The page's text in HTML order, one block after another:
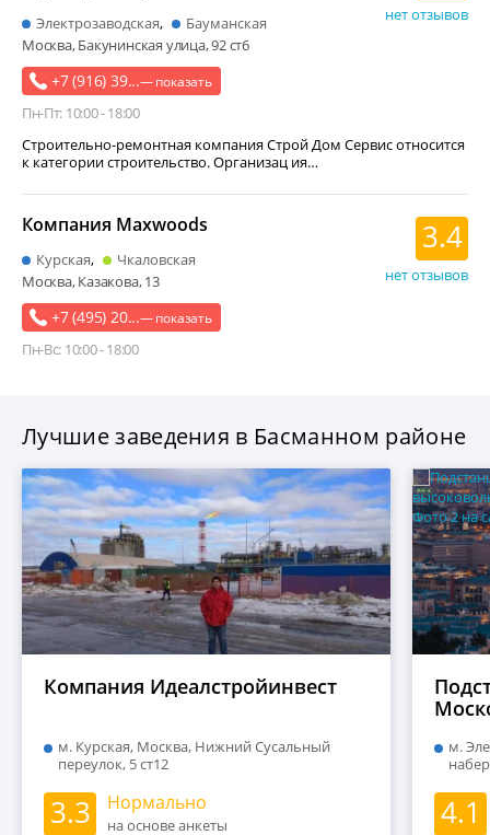
+7 (916) 39...— показать
Пн-Пт: 10:00 - 18:00
нет отзывов
Электрозаводская
Бауманская
Москва, Бакунинская улица, 92 ст6
Строительно-ремонтная компания Строй Дом Сервис относится
к категории строительство. Организац ия…
+7 (495) 20...— показать
Пн-Вс: 10:00 - 18:00
Компания Maxwoods 3.4
нет отзывов
Курская
Чкаловская
Москва, Казакова, 13
Лучшие заведения в Басманном районе
Компания Идеалстройинвест
м. Курская, Москва, Нижний Сусальный
переулок, 5 ст12
3.3 Нормально
на основе анкеты
м.
4.1